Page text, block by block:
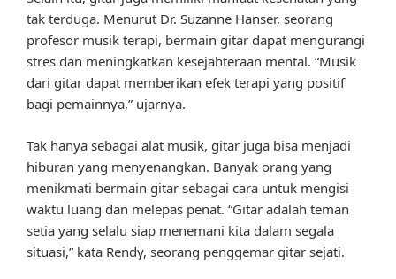
tak terduga. Menurut Dr. Suzanne Hanser, seorang
profesor musik terapi, bermain gitar dapat mengurangi
stres dan meningkatkan kesejahteraan mental. “Musik
dari gitar dapat memberikan efek terapi yang positif
bagi pemainnya,” ujarnya.
Tak hanya sebagai alat musik, gitar juga bisa menjadi
hiburan yang menyenangkan. Banyak orang yang
menikmati bermain gitar sebagai cara untuk mengisi
waktu luang dan melepas penat. “Gitar adalah teman
setia yang selalu siap menemani kita dalam segala
situasi,” kata Rendy, seorang penggemar gitar sejati.